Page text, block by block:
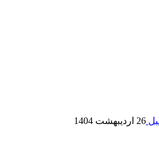
26 اردیبهشت 1404